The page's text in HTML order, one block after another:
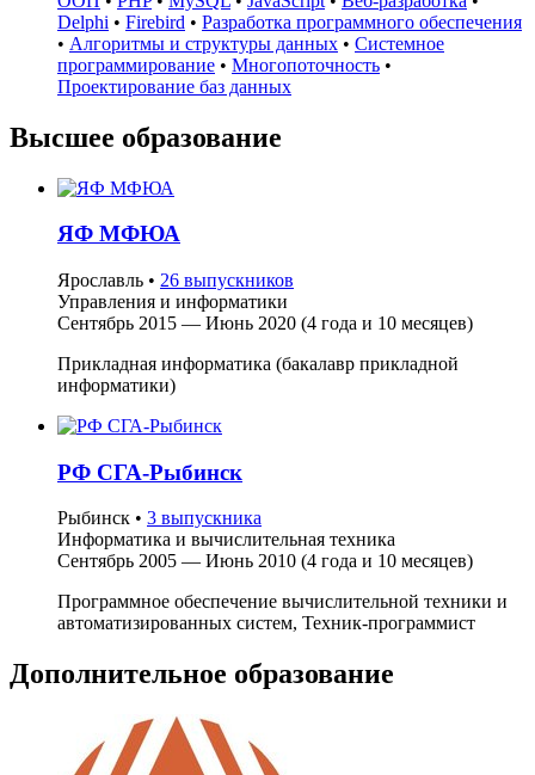
Delphi • Firebird • Разработка программного обеспечения
• Алгоритмы и структуры данных • Системное
программирование • Многопоточность •
Проектирование баз данных
Высшее образование
ЯФ МФЮА
Ярославль • 26 выпускников
Управления и информатики
Сентябрь 2015 — Июнь 2020 (4 года и 10 месяцев)
Прикладная информатика (бакалавр прикладной
информатики)
РФ СГА-Рыбинск
Рыбинск • 3 выпускника
Информатика и вычислительная техника
Сентябрь 2005 — Июнь 2010 (4 года и 10 месяцев)
Программное обеспечение вычислительной техники и
автоматизированных систем, Техник-программист
Дополнительное образование